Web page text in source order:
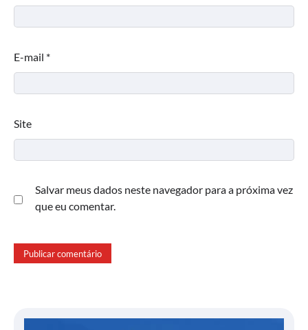
E-mail *
Site
Salvar meus dados neste navegador para a próxima vez
que eu comentar.